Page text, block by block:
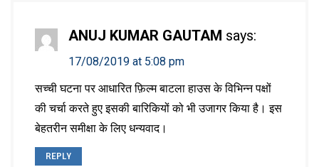
ANUJ KUMAR GAUTAM says:
17/08/2019 at 5:08 pm
सच्ची घटना पर आधारित फ़िल्म बाटला हाउस के विभिन्न पक्षों
की चर्चा करते हुए इसकी बारिकियों को भी उजागर किया है। इस
बेहतरीन समीक्षा के लिए धन्यवाद।
REPLY